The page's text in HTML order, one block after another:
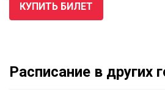
КУПИТЬ БИЛЕТ
Расписание в других